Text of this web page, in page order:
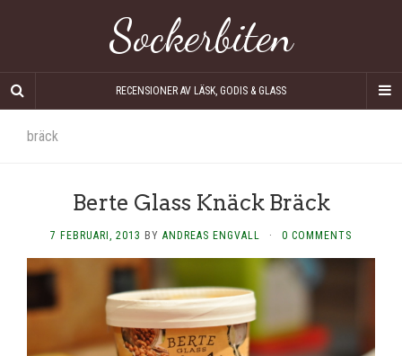
Sockerbiten
RECENSIONER AV LÄSK, GODIS & GLASS
bräck
Berte Glass Knäck Bräck
7 FEBRUARI, 2013 BY ANDREAS ENGVALL · 0 COMMENTS